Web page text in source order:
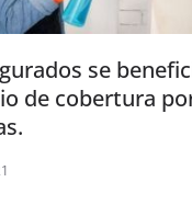
se
de cobertura